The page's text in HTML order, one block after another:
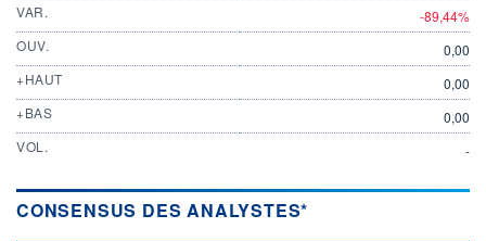
VAR.
-89,44%
OUV.
0,00
+HAUT
0,00
+BAS
0,00
VOL.
-
CONSENSUS DES ANALYSTES*